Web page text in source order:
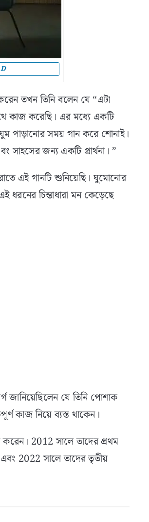
তখন তিনি বলেন যে “এটা
কাজ করেছি। এর মধ্যে একটি
ঘুম পাড়ানোর সময় গান করে শোনাই।
সাহসের জন্য একটি প্রার্থনা। ”
এই গানটি শুনিয়েছি। ঘুমোনোর
ধরনের চিন্তাধারা মন কেড়েছে
যে তিনি পোশাক
কাজ নিয়ে ব্যস্ত থাকেন।
করেন। 2012 সালে তাদের প্রথম
এবং 2022 সালে তাদের তৃতীয়